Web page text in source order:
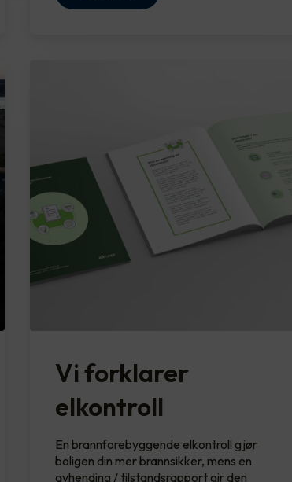
Vi forklarer
elkontroll
En brannforebyggende elkontroll gjør
boligen din mer brannsikker, mens en
avhending / tilstandsrapport gir den